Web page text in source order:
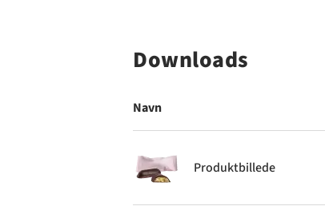
Downloads
Navn
Produktbillede